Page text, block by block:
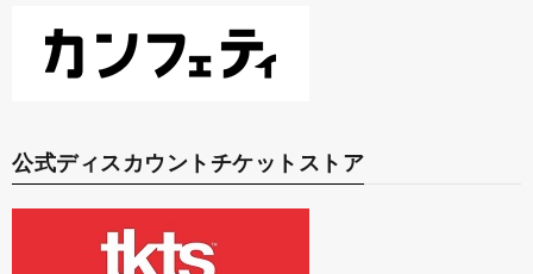
公式ディスカウントチケットストア